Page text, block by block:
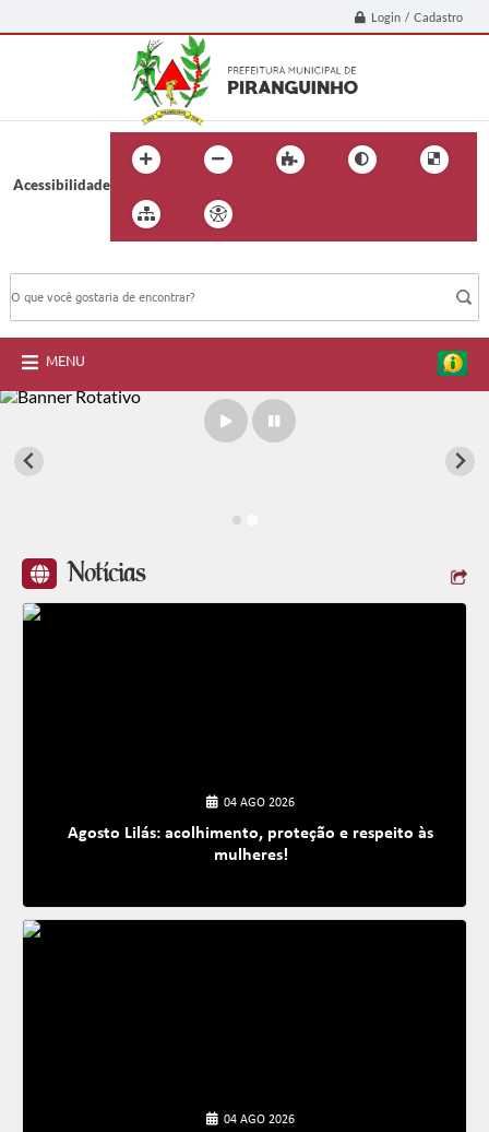
Login / Cadastro
Acessibilidade
MENU
Notícias
04 AGO 2026
Agosto Lilás: acolhimento, proteção e respeito às
mulheres!
04 AGO 2026